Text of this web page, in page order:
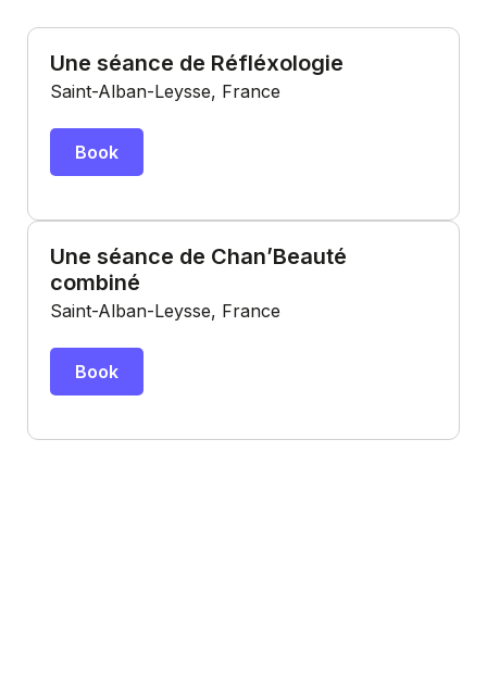
Une séance de Réfléxologie
Saint-Alban-Leysse, France
Book
Une séance de Chan’Beauté
combiné
Saint-Alban-Leysse, France
Book